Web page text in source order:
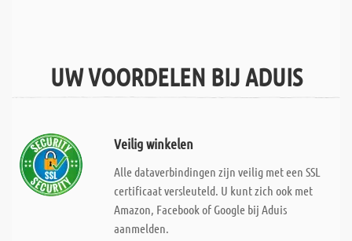
UW VOORDELEN BIJ ADUIS
Veilig winkelen
Alle dataverbindingen zijn veilig met een SSL
certificaat versleuteld. U kunt zich ook met
Amazon, Facebook of Google bij Aduis
aanmelden.